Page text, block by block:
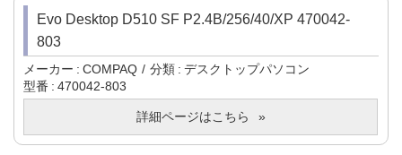
Evo Desktop D510 SF P2.4B/256/40/XP 470042-
803
メーカー COMPAQ 分類
デスクトップパソコン
型番
470042-803
詳細ページはこちら